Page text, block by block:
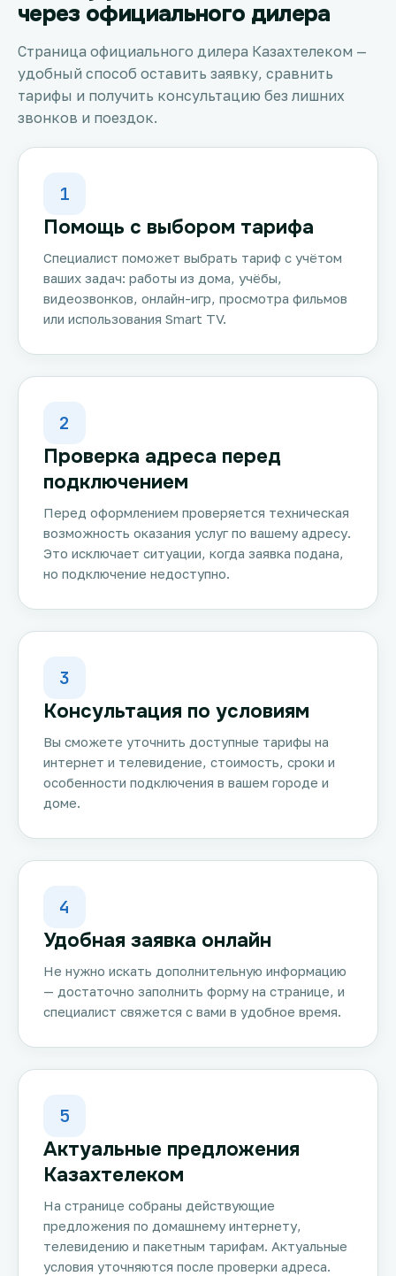
через официального дилера
Страница официального дилера Казахтелеком —
удобный способ оставить заявку, сравнить
тарифы и получить консультацию без лишних
звонков и поездок.
1
Помощь с выбором тарифа
Специалист поможет выбрать тариф с учётом
ваших задач: работы из дома, учёбы,
видеозвонков, онлайн-игр, просмотра фильмов
или использования Smart TV.
2
Проверка адреса перед
подключением
Перед оформлением проверяется техническая
возможность оказания услуг по вашему адресу.
Это исключает ситуации, когда заявка подана,
но подключение недоступно.
3
Консультация по условиям
Вы сможете уточнить доступные тарифы на
интернет и телевидение, стоимость, сроки и
особенности подключения в вашем городе и
доме.
4
Удобная заявка онлайн
Не нужно искать дополнительную информацию
— достаточно заполнить форму на странице, и
специалист свяжется с вами в удобное время.
5
Актуальные предложения
Казахтелеком
На странице собраны действующие
предложения по домашнему интернету,
телевидению и пакетным тарифам. Актуальные
условия уточняются после проверки адреса.